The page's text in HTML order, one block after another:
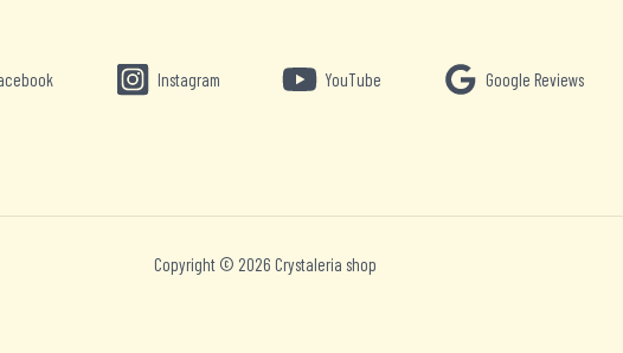
Instagram YouTube Google Reviews
Copyright © 2026 Crystaleria shop